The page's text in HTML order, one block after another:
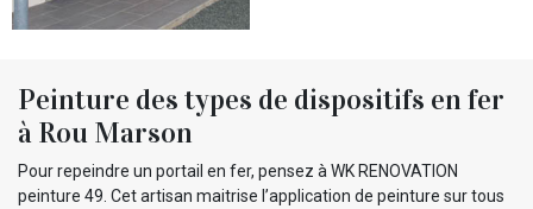
Peinture des types de dispositifs en fer
à Rou Marson
Pour repeindre un portail en fer, pensez à WK RENOVATION
peinture 49. Cet artisan maitrise l’application de peinture sur tous